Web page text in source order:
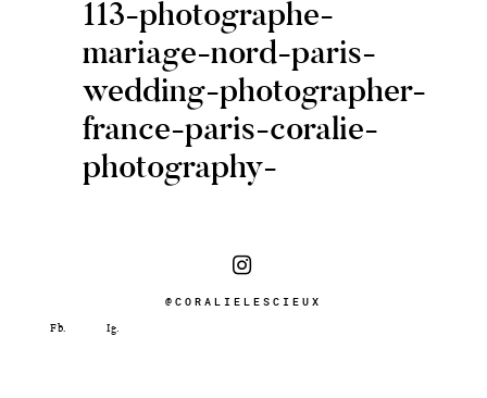
A PROPOS CORALIE
Contact
113-photographe-
mariage-nord-paris-
wedding-photographer-
france-paris-coralie-
photography-
@CORALIELESCIEUX